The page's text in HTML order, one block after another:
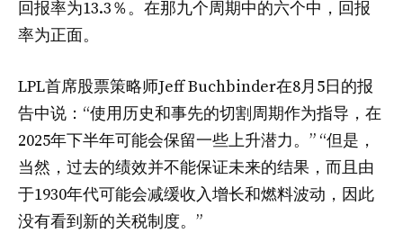
回报率为13.3％。在那九个周期中的六个中，回报
率为正面。
LPL首席股票策略师Jeff Buchbinder在8月5日的报
告中说：“使用历史和事先的切割周期作为指导，在
2025年下半年可能会保留一些上升潜力。” “但是，
当然，过去的绩效并不能保证未来的结果，而且由
于1930年代可能会减缓收入增长和燃料波动，因此
没有看到新的关税制度。”